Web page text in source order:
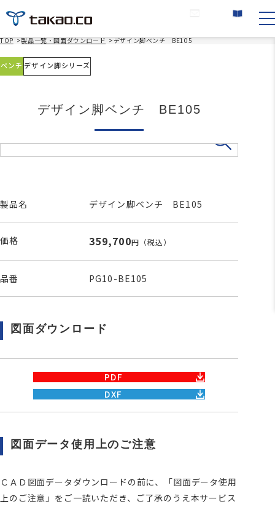
TOP >製品一覧・図面ダウンロード >デザイン脚ベンチ BE105
ベンチ デザイン脚シリーズ
デザイン脚ベンチ BE105
製品名 デザイン脚ベンチ BE105
価格 359,700円 （税込）
品番 PG10-BE105
図面ダウンロード
PDF
DXF
図面データ使用上のご注意
ＣＡＤ図面データダウンロードの前に、「図面データ使用
上のご注意」をご一読いただき、ご了承のうえ本サービス